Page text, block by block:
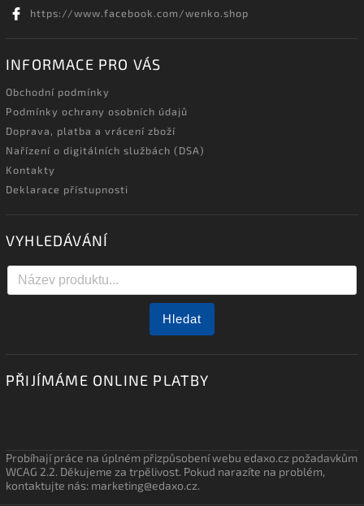
https://www.facebook.com/wenko.shop
INFORMACE PRO VÁS
Obchodní podmínky
Podmínky ochrany osobních údajů
Doprava, platba a vrácení zboží
Nařízení o digitálních službách (DSA)
Kontakty
Deklarace přístupnosti
VYHLEDÁVÁNÍ
Hledat
PŘIJÍMÁME ONLINE PLATBY
Probíhají práce na úplném přizpůsobení webu edaxo.cz požadavkům
WCAG 2.2. Děkujeme za trpělivost. Pokud narazíte na problém,
kontaktujte nás: marketing@edaxo.cz.